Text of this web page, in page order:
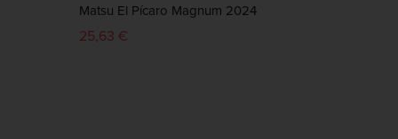
Matsu El Pícaro Magnum 2024
25,63 €